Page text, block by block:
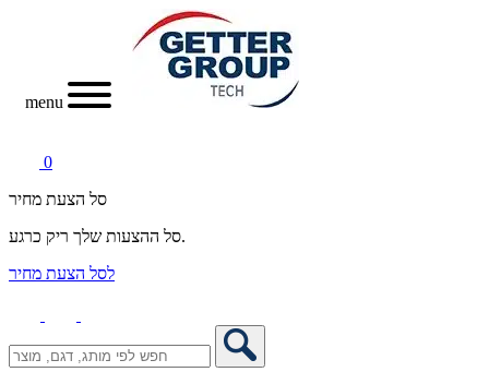
menu
0
סל הצעת מחיר
סל ההצעות שלך ריק כרגע.
לסל הצעת מחיר